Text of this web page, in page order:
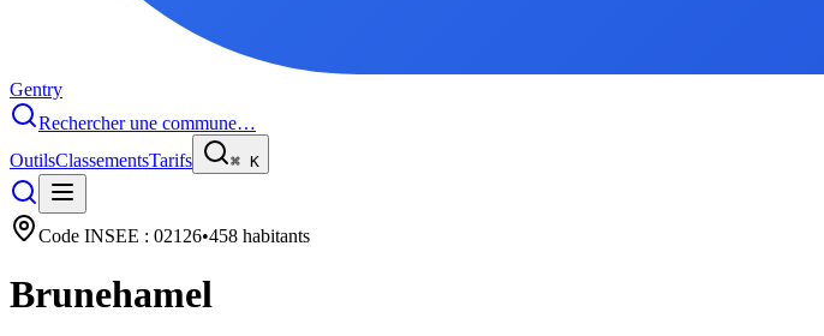
Gentry
Rechercher une commune…
OutilsClassementsTarifs ⌘ K
Code INSEE : 02126•458 habitants
Brunehamel